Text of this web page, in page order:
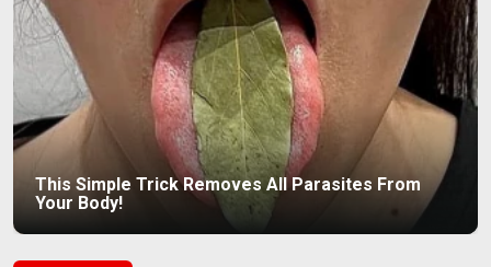
This Simple Trick Removes All Parasites From
Your Body!